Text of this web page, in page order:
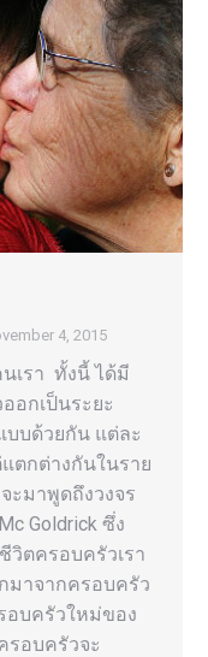
4, 2015
นเรา ทั้งนี้ ได้มี
อกเป็นระยะ
บบด้วยกัน แต่ละ
ตกต่างกันในราย
ะมาพูดถึงวงจร
Goldrick ซึ่ง
วิตครอบครัวเรา
มาจากครอบครัว
อบครัวใหม่ของ
รอบครัวจะ